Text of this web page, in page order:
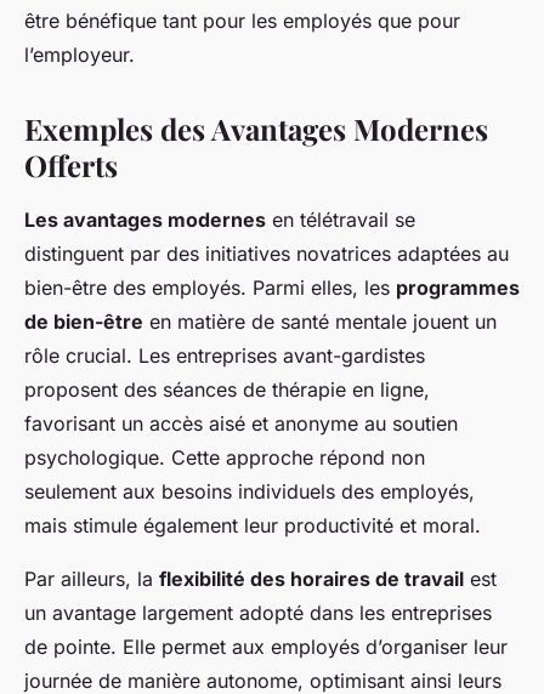
être bénéfique tant pour les employés que pour
l’employeur.
Exemples des Avantages Modernes
Offerts
Les avantages modernes en télétravail se
distinguent par des initiatives novatrices adaptées au
bien-être des employés. Parmi elles, les programmes
de bien-être en matière de santé mentale jouent un
rôle crucial. Les entreprises avant-gardistes
proposent des séances de thérapie en ligne,
favorisant un accès aisé et anonyme au soutien
psychologique. Cette approche répond non
seulement aux besoins individuels des employés,
mais stimule également leur productivité et moral.
Par ailleurs, la flexibilité des horaires de travail est
un avantage largement adopté dans les entreprises
de pointe. Elle permet aux employés d’organiser leur
journée de manière autonome, optimisant ainsi leurs